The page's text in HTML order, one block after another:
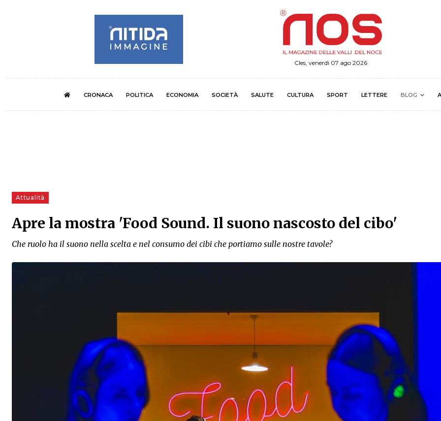
Cles, venerdì 07 ago 2026
CRONACA POLITICA ECONOMIA SOCIETÀ SALUTE CULTURA SPORT LETTERE BLOG
Attualità
Apre la mostra 'Food Sound. Il suono nascosto del cibo'
Che ruolo ha il suono nella scelta e nel consumo dei cibi che portiamo sulle nostre tavole?